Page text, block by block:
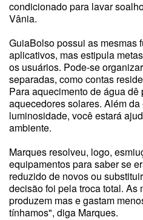
condicionado para lavar
Vânia.
GuiaBolso possui as mesmas
aplicativos, mas estipula
os usuários. Pode-se
separadas, como contas
Para aquecimento de água dê
aquecedores solares. Além
luminosidade, você estará
ambiente.
Marques resolveu, logo,
equipamentos para saber se
reduzido de novos ou
decisão foi pela troca total. As
produzem mas e gastam
tínhamos", diga Marques.